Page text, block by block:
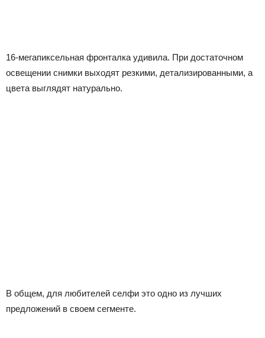
16-мегапиксельная фронталка удивила. При достаточном
освещении снимки выходят резкими, детализированными, а
цвета выглядят натурально.
В общем, для любителей селфи это одно из лучших
предложений в своем сегменте.